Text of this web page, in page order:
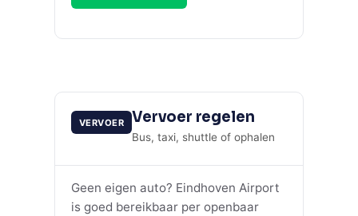
VERVOER Vervoer regelen
Bus, taxi, shuttle of ophalen
Geen eigen auto? Eindhoven Airport
is goed bereikbaar per openbaar